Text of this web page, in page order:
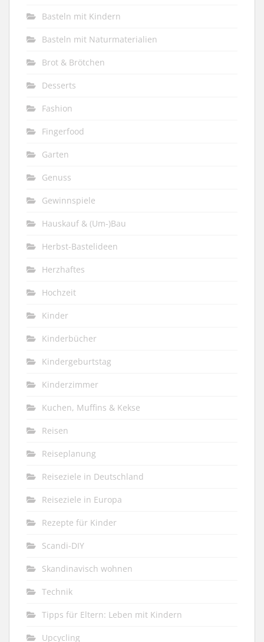
Basteln mit Kindern
Basteln mit Naturmaterialien
Brot & Brötchen
Desserts
Fashion
Fingerfood
Garten
Genuss
Gewinnspiele
Hauskauf & (Um-)Bau
Herbst-Bastelideen
Herzhaftes
Hochzeit
Kinder
Kinderbücher
Kindergeburtstag
Kinderzimmer
Kuchen, Muffins & Kekse
Reisen
Reiseplanung
Reiseziele in Deutschland
Reiseziele in Europa
Rezepte für Kinder
Scandi-DIY
Skandinavisch wohnen
Technik
Tipps für Eltern: Leben mit Kindern
Upcycling